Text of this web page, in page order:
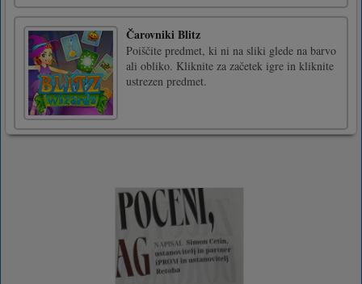
Čarovniki Blitz
Poiščite predmet, ki ni na sliki glede na barvo
ali obliko. Kliknite za začetek igre in kliknite
ustrezen predmet.